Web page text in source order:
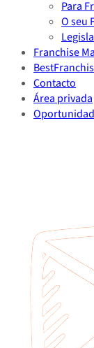
Para
O seu
Franchise
Contacto
Área privada